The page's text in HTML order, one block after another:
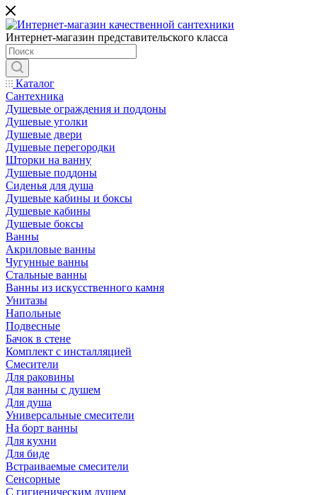
Интернет-магазин представительского класса
Каталог
Сантехника
Душевые ограждения и поддоны
Душевые уголки
Душевые двери
Душевые перегородки
Шторки на ванну
Душевые поддоны
Сиденья для душа
Душевые кабины и боксы
Душевые кабины
Душевые боксы
Ванны
Акриловые ванны
Чугунные ванны
Стальные ванны
Ванны из искусственного камня
Унитазы
Напольные
Подвесные
Бачок в стене
Комплект с инсталляцией
Смесители
Для раковины
Для ванны с душем
Для душа
Универсальные смесители
На борт ванны
Для кухни
Для биде
Встраиваемые смесители
Сенсорные
С гигиеническим душем